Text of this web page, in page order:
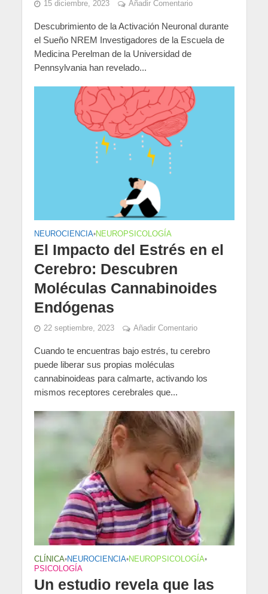
15 diciembre, 2023 Añadir Comentario
Descubrimiento de la Activación Neuronal durante
el Sueño NREM Investigadores de la Escuela de
Medicina Perelman de la Universidad de
Pennsylvania han revelado...
NEUROCIENCIA•NEUROPSICOLOGÍA
El Impacto del Estrés en el
Cerebro: Descubren
Moléculas Cannabinoides
Endógenas
22 septiembre, 2023 Añadir Comentario
Cuando te encuentras bajo estrés, tu cerebro
puede liberar sus propias moléculas
cannabinoideas para calmarte, activando los
mismos receptores cerebrales que...
CLÍNICA•NEUROCIENCIA•NEUROPSICOLOGÍA•
PSICOLOGÍA
Un estudio revela que las